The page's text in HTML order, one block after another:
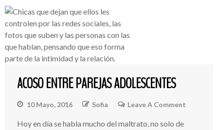
ACOSO ENTRE PAREJAS ADOLESCENTES
10 Mayo, 2016 Sofia Leave A Comment
Hoy en día se habla mucho del maltrato, no solo de